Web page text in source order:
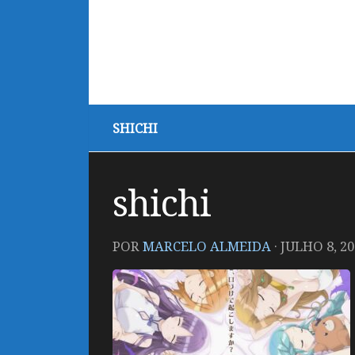
SHICHI
shichi
PORMARCELO ALMEIDA · JULHO 8,